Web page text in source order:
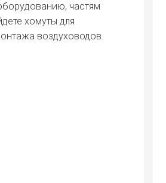
частям
хомуты для
воздуховодов.